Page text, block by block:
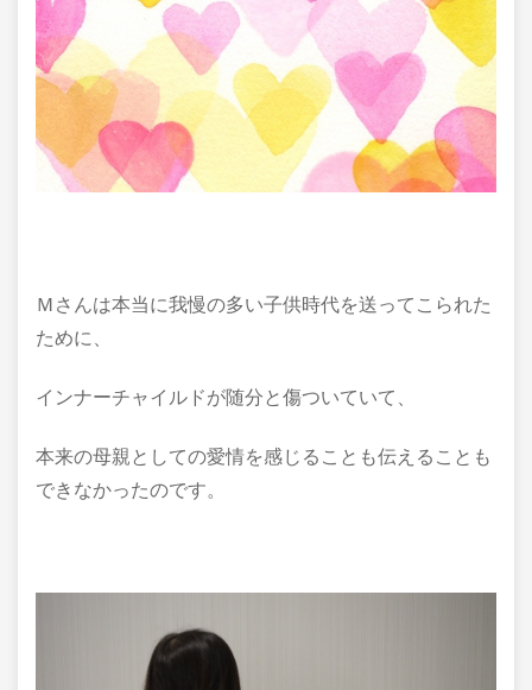
Ｍさんは本当に我慢の多い子供時代を送ってこられた
ために、
インナーチャイルドが随分と傷ついていて、
本来の母親としての愛情を感じることも伝えることも
できなかったのです。